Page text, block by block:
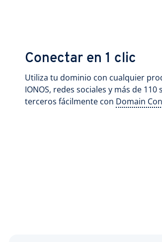
Conectar en 1 clic
Utiliza tu dominio con cualquier
IONOS, redes sociales y más de 110
terceros fácilmente con Domain